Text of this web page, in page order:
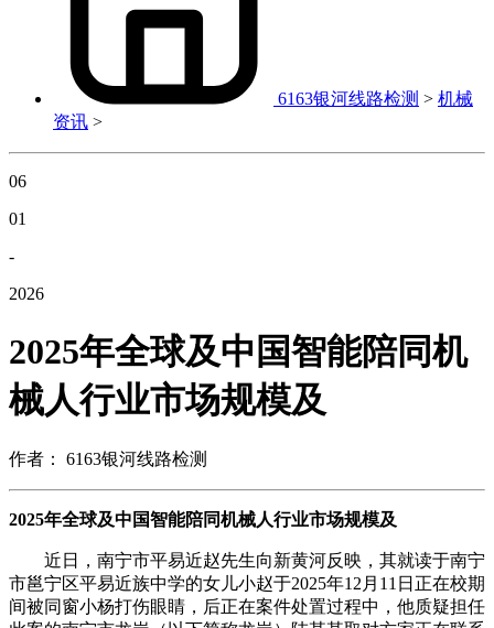
6163银河线路检测 > 机械
资讯 >
06
01
-
2026
2025年全球及中国智能陪同机
械人行业市场规模及
作者： 6163银河线路检测
2025年全球及中国智能陪同机械人行业市场规模及
近日，南宁市平易近赵先生向新黄河反映，其就读于南宁
市邕宁区平易近族中学的女儿小赵于2025年12月11日正在校期
间被同窗小杨打伤眼睛，后正在案件处置过程中，他质疑担任